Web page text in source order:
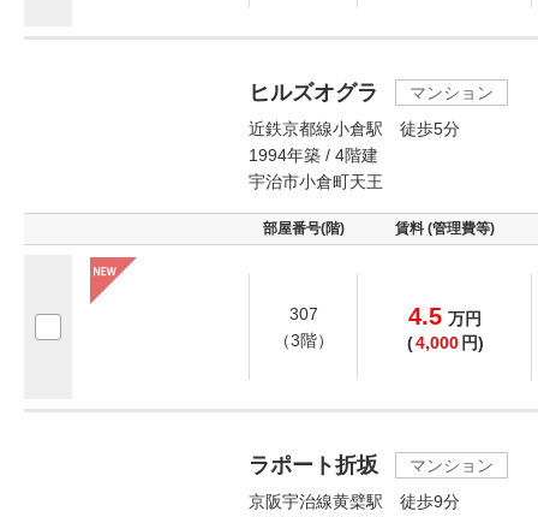
ヒルズオグラ
マンション
近鉄京都線小倉駅 徒歩5分
1994年築 / 4階建
宇治市小倉町天王
部屋番号(階) 賃料 (管理費等)
307
（3階）
4.5 万円
(4,000 円)
ラポート折坂
マンション
京阪宇治線黄檗駅 徒歩9分